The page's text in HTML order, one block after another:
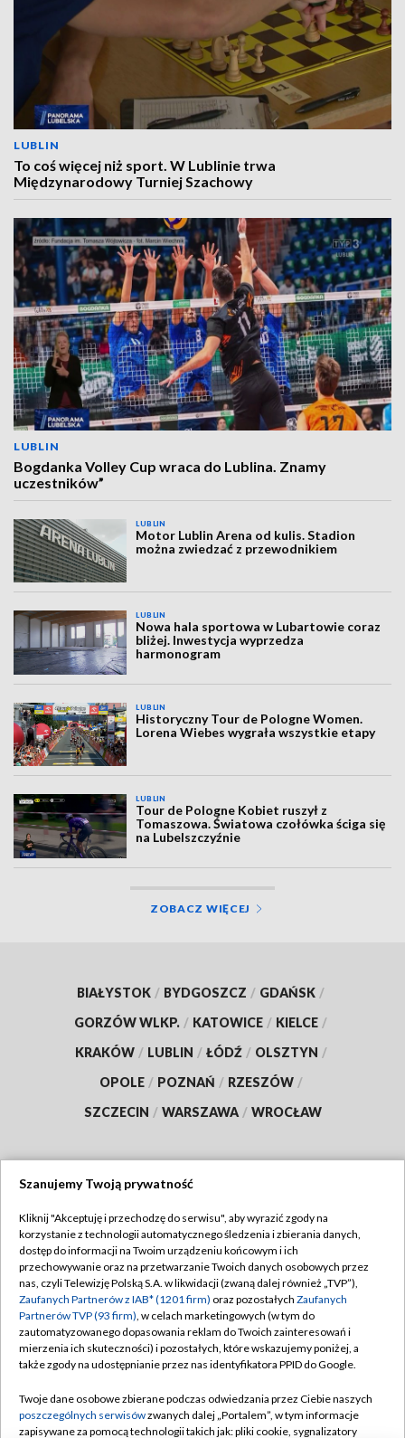
LUBLIN
To coś więcej niż sport. W Lublinie trwa
Międzynarodowy Turniej Szachowy
LUBLIN
Bogdanka Volley Cup wraca do Lublina. Znamy
uczestników”
LUBLIN
Motor Lublin Arena od kulis. Stadion
można zwiedzać z przewodnikiem
LUBLIN
Nowa hala sportowa w Lubartowie coraz
bliżej. Inwestycja wyprzedza
harmonogram
LUBLIN
Historyczny Tour de Pologne Women.
Lorena Wiebes wygrała wszystkie etapy
LUBLIN
Tour de Pologne Kobiet ruszył z
Tomaszowa. Światowa czołówka ściga się
na Lubelszczyźnie
ZOBACZ WIĘCEJ
BIAŁYSTOK / BYDGOSZCZ / GDAŃSK /
GORZÓW WLKP. / KATOWICE / KIELCE /
KRAKÓW / LUBLIN / ŁÓDŹ / OLSZTYN /
OPOLE / POZNAŃ / RZESZÓW /
SZCZECIN / WARSZAWA / WROCŁAW
TVP
Abonament TVP
Emisja w TVP
Centrum informacji TVP
Naziemna Telewizja Cyfrowa
Rada Programowa
Regulamin TVP
Polityka prywatności
Moje zgody
Pomoc
Kontakt
Szanujemy Twoją prywatność
Kliknij "Akceptuję i przechodzę do serwisu", aby wyrazić zgody na
korzystanie z technologii automatycznego śledzenia i zbierania danych,
dostęp do informacji na Twoim urządzeniu końcowym i ich
przechowywanie oraz na przetwarzanie Twoich danych osobowych przez
nas, czyli Telewizję Polską S.A. w likwidacji (zwaną dalej również „TVP”),
Zaufanych Partnerów z IAB* (1201 firm) oraz pozostałych Zaufanych
Partnerów TVP (93 firm), w celach marketingowych (w tym do
zautomatyzowanego dopasowania reklam do Twoich zainteresowań i
mierzenia ich skuteczności) i pozostałych, które wskazujemy poniżej, a
także zgody na udostępnianie przez nas identyfikatora PPID do Google.
Twoje dane osobowe zbierane podczas odwiedzania przez Ciebie naszych
poszczególnych serwisówzwanych dalej „Portalem”, w tym informacje
zapisywane za pomocą technologii takich jak: pliki cookie, sygnalizatory